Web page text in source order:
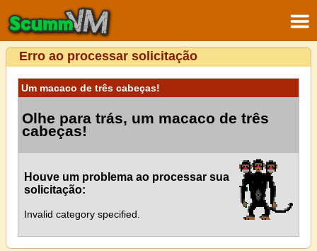
Erro ao processar solicitação
Um macaco de três cabeças!
Olhe para trás, um macaco de três
cabeças!
Houve um problema ao processar sua
solicitação:
Invalid category specified.